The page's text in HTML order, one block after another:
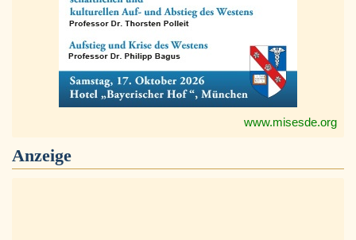
www.misesde.org
Anzeige